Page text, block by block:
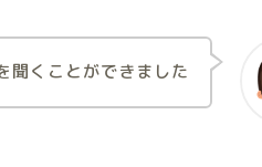
聞くことができました